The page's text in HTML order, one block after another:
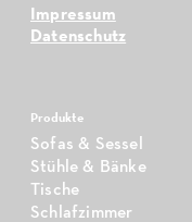
Impressum
Datenschutz
Produkte
Sofas & Sessel
Stühle & Bänke
Tische
Schlafzimmer